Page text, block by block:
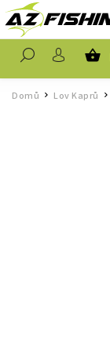
Domů / Lov Kaprů